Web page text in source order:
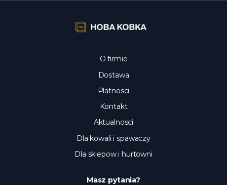
O firmie
Dostawa
Platnosci
Kontakt
Aktualnosci
Dla kowali i spawaczy
Dla sklepow i hurtowni
Masz pytania?